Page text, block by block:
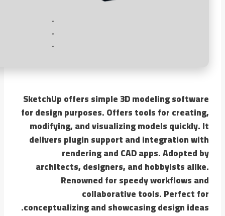
SketchUp offers simple 3D modeling software
for design purposes. Offers tools for creating,
modifying, and visualizing models quickly. It
delivers plugin support and integration with
rendering and CAD apps. Adopted by
architects, designers, and hobbyists alike.
Renowned for speedy workflows and
collaborative tools. Perfect for
conceptualizing and showcasing design ideas.